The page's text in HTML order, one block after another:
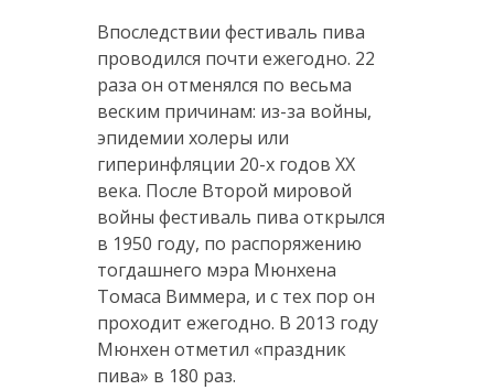
Впоследствии фестиваль пива
проводился почти ежегодно. 22
раза он отменялся по весьма
веским причинам: из-за войны,
эпидемии холеры или
гиперинфляции 20-х годов XX
века. После Второй мировой
войны фестиваль пива открылся
в 1950 году, по распоряжению
тогдашнего мэра Мюнхена
Томаса Виммера, и с тех пор он
проходит ежегодно. В 2013 году
Мюнхен отметил «праздник
пива» в 180 раз.